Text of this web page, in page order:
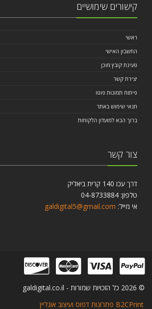
קישורים שימושיים
ראשי
החשבון האישי
טעינת קובץ מוכן
יצירת קשר
פיתוח תמונות פוטו
תנאי שימוש באתר
ברוך הבא למועדון הלקוחות
צור קשר
דרך עכו 140 קרית ביאליק
טלפון: 04-8733884
אי מייל: galdigital5@gmail.com
© 2026 כל הזכויות שמורות - galdigital.co.il
B2CPrint פתרונות דפוס ועיצוב אונליין